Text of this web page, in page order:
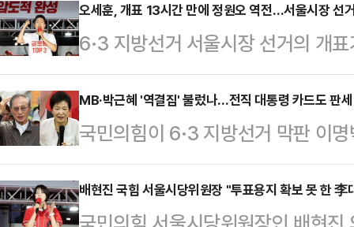
고 있다. 이번 승리가 이재명 정부
국민의힘 지도부를 향한 보수층 내
분석이 나온다.한동훈 당선인은 4
상황에서 42.99%를 득표해 하정
후보를 따돌리고 당선을 확정지었
15.76%를 얻었…
오세훈, 개표 13시간 만에 정원오 역전…서울시장 선
6·3 지방선거 서울시장 선거의 개
훈 국민의힘 후보가 정원오 더불어
표 시작 13시간여 만이다.이날 중
94.12% 상황에서 오 후보가
섰다.정 후보는 48.59%(239만
하고 있다. 두 후보 간 격차는 단
MB·박근혜 '역결집' 불렀나…전직 대통령 카드도 판
국민의힘이 6·3 지방선거 막판 이
었지만, 판세 반전으로 이어지지는
워 막판 표심 자극을 시도했으나,
배현진 국힘 서울시당위원장 "투표용지 확보 못 한 李